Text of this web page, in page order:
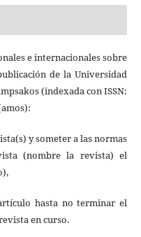
e internacionales sobre
de la Universidad
(indexada con ISSN:
y someter a las normas
(nombre la revista) el
hasta no terminar el
en curso.